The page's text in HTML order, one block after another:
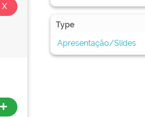
Type
Apresentação/Slides